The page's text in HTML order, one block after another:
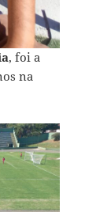
, foi a
na